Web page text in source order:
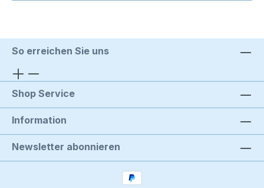
So erreichen Sie uns
Shop Service
Information
Newsletter abonnieren